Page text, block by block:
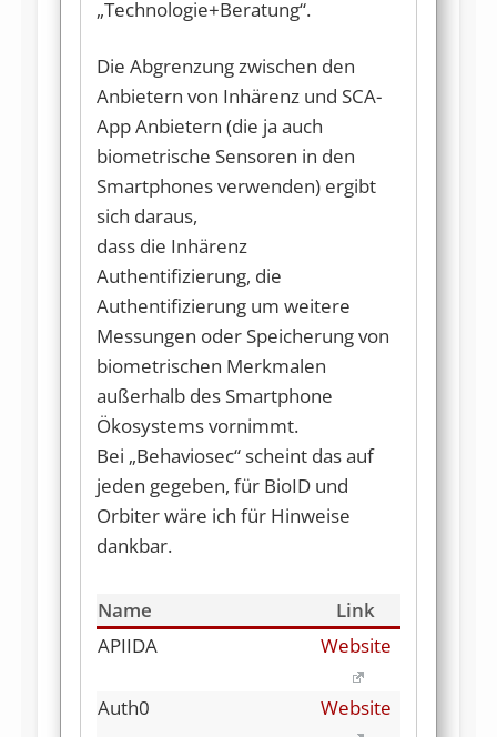
„Technologie+Beratung“.
Die Abgrenzung zwischen den
Anbietern von Inhärenz und SCA-
App Anbietern (die ja auch
biometrische Sensoren in den
Smartphones verwenden) ergibt
sich daraus,
dass die Inhärenz
Authentifizierung, die
Authentifizierung um weitere
Messungen oder Speicherung von
biometrischen Merkmalen
außerhalb des Smartphone
Ökosystems vornimmt.
Bei „Behaviosec“ scheint das auf
jeden gegeben, für BioID und
Orbiter wäre ich für Hinweise
dankbar.
Name
Link
APIIDA
Website
Auth0 Website